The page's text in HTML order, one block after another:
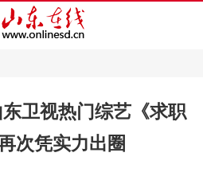
卫视热门综艺《求职
次凭实力出圈